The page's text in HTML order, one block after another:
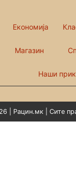
Економија
Магазин
Наши
| Рацин.мк | Сите